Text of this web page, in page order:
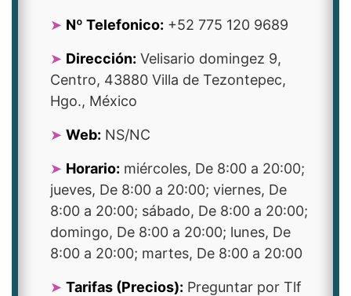
Nº Telefonico: +52 775 120 9689
Dirección: Velisario domingez 9,
Centro, 43880 Villa de Tezontepec,
Hgo., México
Web: NS/NC
Horario: miércoles, De 8:00 a 20:00;
jueves, De 8:00 a 20:00; viernes, De
8:00 a 20:00; sábado, De 8:00 a 20:00;
domingo, De 8:00 a 20:00; lunes, De
8:00 a 20:00; martes, De 8:00 a 20:00
Tarifas (Precios): Preguntar por Tlf